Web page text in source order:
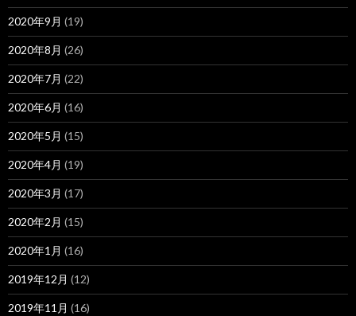
2020年9月 (19)
2020年8月 (26)
2020年7月 (22)
2020年6月 (16)
2020年5月 (15)
2020年4月 (19)
2020年3月 (17)
2020年2月 (15)
2020年1月 (16)
2019年12月 (12)
2019年11月 (16)